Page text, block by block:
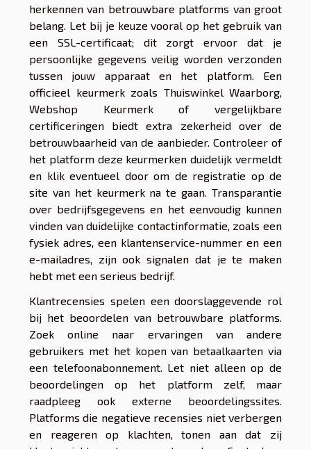
herkennen van betrouwbare platforms van groot
belang. Let bij je keuze vooral op het gebruik van
een SSL-certificaat; dit zorgt ervoor dat je
persoonlijke gegevens veilig worden verzonden
tussen jouw apparaat en het platform. Een
officieel keurmerk zoals Thuiswinkel Waarborg,
Webshop Keurmerk of vergelijkbare
certificeringen biedt extra zekerheid over de
betrouwbaarheid van de aanbieder. Controleer of
het platform deze keurmerken duidelijk vermeldt
en klik eventueel door om de registratie op de
site van het keurmerk na te gaan. Transparantie
over bedrijfsgegevens en het eenvoudig kunnen
vinden van duidelijke contactinformatie, zoals een
fysiek adres, een klantenservice-nummer en een
e-mailadres, zijn ook signalen dat je te maken
hebt met een serieus bedrijf.
Klantrecensies spelen een doorslaggevende rol
bij het beoordelen van betrouwbare platforms.
Zoek online naar ervaringen van andere
gebruikers met het kopen van betaalkaarten via
een telefoonabonnement. Let niet alleen op de
beoordelingen op het platform zelf, maar
raadpleeg ook externe beoordelingssites.
Platforms die negatieve recensies niet verbergen
en reageren op klachten, tonen aan dat zij